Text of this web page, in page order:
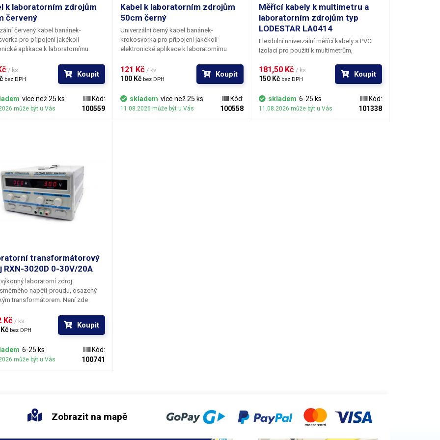
k laboratorním zdrojům
červený
červený kabel banánek-
pro připojení jakékoli
aplikace k laboratornímu
Spolu s měkkou bužírkou zaručují
poddajnost a ohebnost
Pro napájení více obvodů je možné
banánky do sebe a
v obvodu uzly. K dispozici v
barevných provedeních pro
/ ks
bez DPH
Koupit
více než 25 ks
může být u Vás
Kód:
100559
Kabel k laboratorním zdrojům
50cm černý
Univerzální černý kabel banánek-
krokosvorka pro připojení jakékoli
elektronické aplikace k laboratornímu
1,5mm. Spolu s měkkou bužírkou zaručují
velmi dobrou poddajnost a ohebnost
kabelů. Pro napájení více obvodů je možné
kabely zasouvat banánky do sebe a
vytvářet v obvodu uzly. K dispozici v
několika barevných provedeních pro
121 Kč / ks
100 Kč bez DPH
Koupit
skladem více než 25 ks
11.08.2026 může být u Vás
Kód:
100558
Měřící kabely k multimetru a
laboratorním zdrojům typ
LODESTAR LA0414
Flexibilní univerzální měřící kabely s PVC
izolací pro použití k multimetrům,
horkovzdušným stanicím s laboratorním
zdrojem. Na straně připojení kabelů k
banánky bez ochranné plastové trubičky,
což je činí všestranně použitelné pro
181,50 Kč / ks
150 Kč bez DPH
Koupit
skladem 6-25 ks
11.08.2026 může být u Vás
Kód:
101338
transformátorový
RXN-3020D 0-30V/20A
laboratorní zdroj
napětí-proudu, osazený
transformátorem. Není zde
projevuje na parametrech
napětí. Zejména při vyvíjení
komponentů, nebo aplikací,
být negativně ovlivňovány
vysílaným spínaným zdrojem
zaneseným přímo do
Kč / ks
bez DPH
Koupit
6-25 ks
může být u Vás
Kód:
100741
Zobrazit na mapě